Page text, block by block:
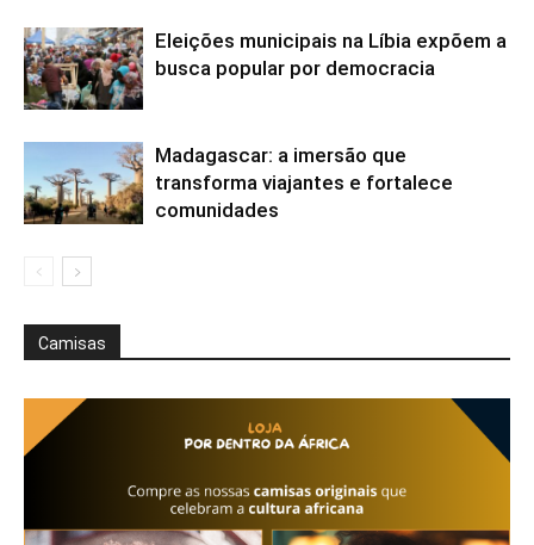
Eleições municipais na Líbia expõem a
busca popular por democracia
Madagascar: a imersão que
transforma viajantes e fortalece
comunidades
Camisas